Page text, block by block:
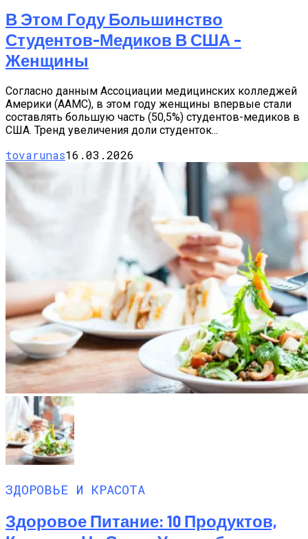
В Этом Году Большинство
Студентов-Медиков В США –
Женщины
Согласно данным Ассоциации медицинских колледжей
Америки (AAMC), в этом году женщины впервые стали
составлять большую часть (50,5%) студентов-медиков в
США. Тренд увеличения доли студенток...
tovarunas16.03.2026
ЗДОРОВЬЕ И КРАСОТА
Здоровое Питание: 10 Продуктов,